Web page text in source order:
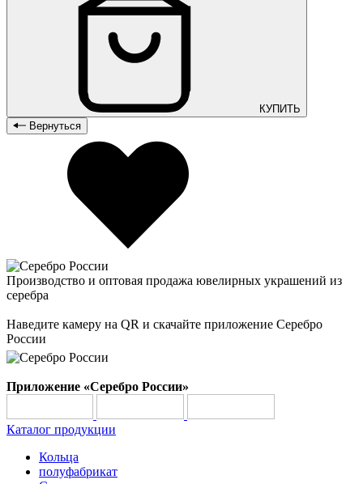
КУПИТЬ
Вернуться
Производство и оптовая продажа ювелирных украшений из
серебра
Наведите камеру на QR и скачайте приложение Серебро
России
Приложение «Серебро России»
Каталог продукции
Кольца
полуфабрикат